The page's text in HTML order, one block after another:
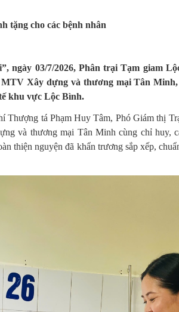
tặng cho các bệnh nhân
ngày 03/7/2026, Phân trại Tạm giam
Xây dựng và thương mại Tân
khu vực Lộc Bình.
Thượng tá Phạm Huy Tâm, Phó Giám thị
và thương mại Tân Minh cùng chỉ huy,
thiện nguyện đã khẩn trương sắp xếp,